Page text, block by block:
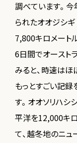
調べています。今
られたオオジシギ
7,800キロメート
6日間でオースト
みると、時速はほ
もっとすごい記録
す。オオソリハシ
平洋を12,000キ
て、越冬地のニ